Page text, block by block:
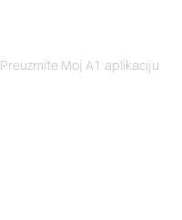
Preuzmite Moj A1 aplikaciju